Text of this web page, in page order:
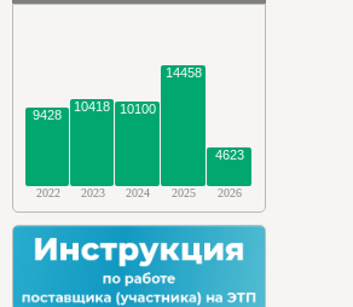
9428
10418 10100
14458
4623
2022 2023 2024 2025 2026